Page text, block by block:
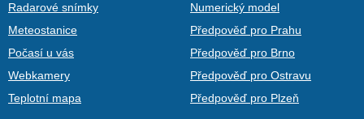
Radarové snímky
Meteostanice
Počasí u vás
Webkamery
Teplotní mapa
Numerický model
Předpověď pro Prahu
Předpověď pro Brno
Předpověď pro Ostravu
Předpověď pro Plzeň